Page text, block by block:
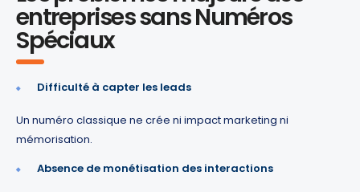
entreprises sans Numéros
Spéciaux
Difficulté à capter les leads
Un numéro classique ne crée ni impact marketing ni
mémorisation.
Absence de monétisation des interactions